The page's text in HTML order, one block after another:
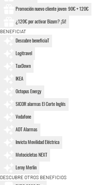
Promoción nuevo cliente joven: 90€ + 120€
¿120€ por activar Bizum? ¡Sí!
BENEFICIAT
Descubre beneficiaT
Logitravel
TaxDown
IKEA
Octopus Energy
SICOR alarmas El Corte Inglés
Vodafone
ADT Alarmas
Invicta Movilidad Eléctrica
Motocicletas NEXT
Leroy Merlin
DESCUBRE OTROS BENEFICIOS